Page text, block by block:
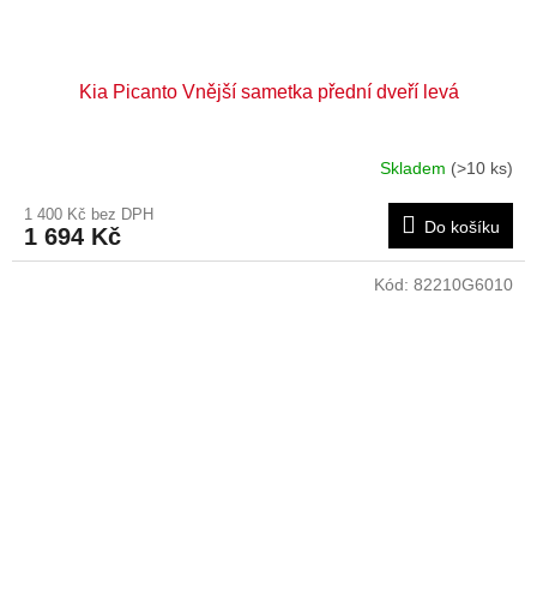
Kia Picanto Vnější sametka přední dveří levá
Skladem (>10 ks)
1 400 Kč bez DPH
1 694 Kč Do košíku
Kód: 82210G6010